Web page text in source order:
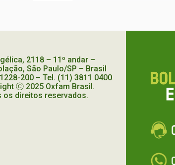
2118 – 11º andar –
São Paulo/SP – Brasil
200 – Tel. (11) 3811 0400
ⓒ 2025 Oxfam Brasil.
os direitos reservados.